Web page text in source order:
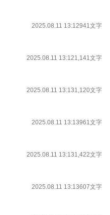
2025.08.11 13:12941文字
2025.08.11 13:121,141文字
2025.08.11 13:131,120文字
2025.08.11 13:13961文字
2025.08.11 13:131,422文字
2025.08.11 13:13607文字